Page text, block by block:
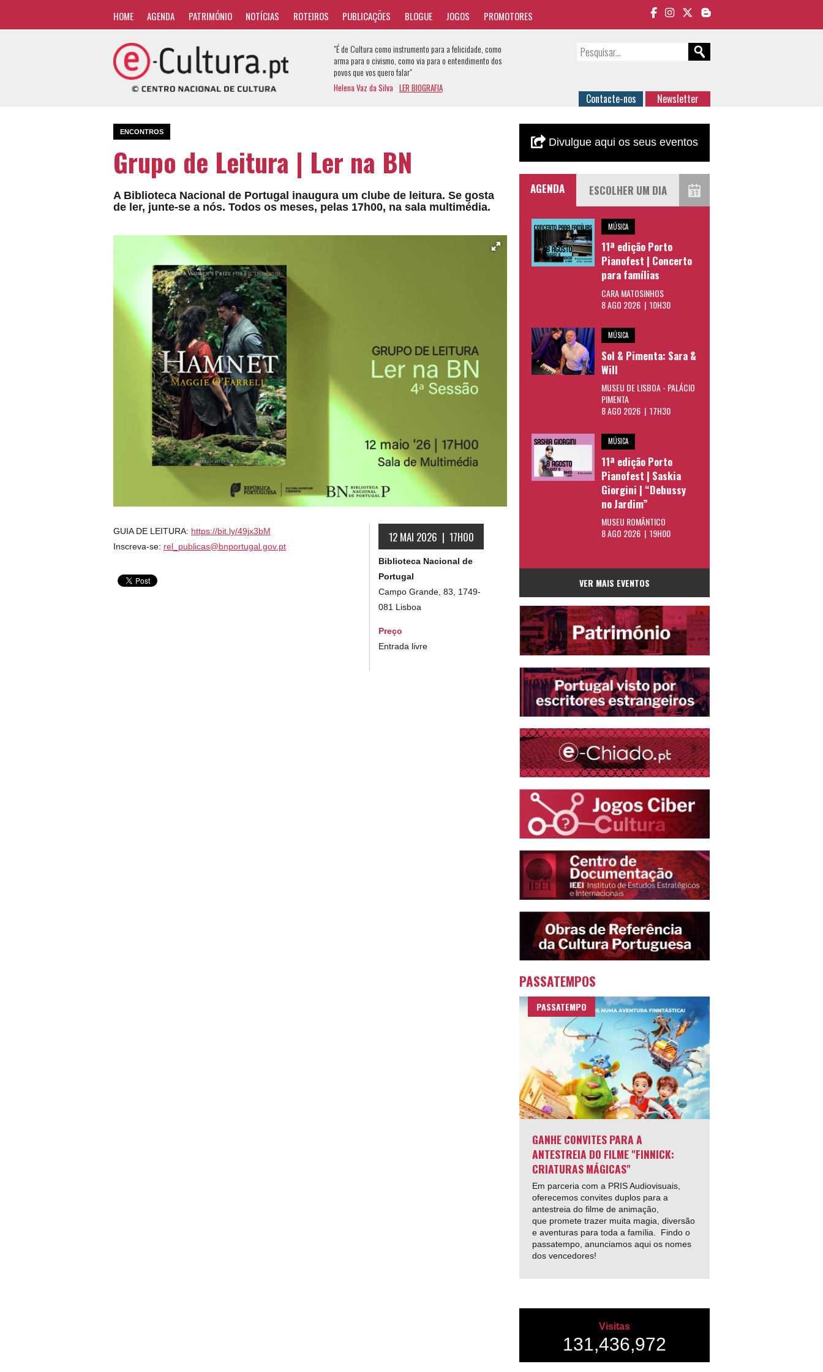
HOME AGENDA PATRIMÓNIO NOTÍCIAS ROTEIROS PUBLICAÇÕES BLOGUE JOGOS PROMOTORES
"É de Cultura como instrumento para a felicidade, como
arma para o civismo, como via para o entendimento dos
povos que vos quero falar"
Helena Vaz da Silva LER BIOGRAFIA
Contacte-nos Newsletter
ENCONTROS
Grupo de Leitura | Ler na BN
A Biblioteca Nacional de Portugal inaugura um clube de leitura. Se gosta
de ler, junte-se a nós. Todos os meses, pelas 17h00, na sala multimédia.
12 MAI 2026 | 17H00
Biblioteca Nacional de
Portugal
Campo Grande, 83, 1749-
081 Lisboa
Preço
Entrada livre
GUIA DE LEITURA: https://bit.ly/49jx3bM
Inscreva-se: rel_publicas@bnportugal.gov.pt
Divulgue aqui os seus eventos
AGENDA
MÚSICA
11ª edição Porto
Pianofest | Concerto
para famílias
CARA MATOSINHOS
8 AGO 2026 | 10H30
MÚSICA
Sol & Pimenta: Sara &
Will
MUSEU DE LISBOA - PALÁCIO
PIMENTA
8 AGO 2026 | 17H30
MÚSICA
11ª edição Porto
Pianofest | Saskia
Giorgini | “Debussy
no Jardim”
MUSEU ROMÂNTICO
8 AGO 2026 | 19H00
VER MAIS EVENTOS
PASSATEMPOS
PASSATEMPO
GANHE CONVITES PARA A
ANTESTREIA DO FILME "FINNICK:
CRIATURAS MÁGICAS"
Em parceria com a PRIS Audiovisuais,
oferecemos convites duplos para a
antestreia do filme de animação,
que promete trazer muita magia, diversão
e aventuras para toda a família. Findo o
passatempo, anunciamos aqui os nomes
dos vencedores!
Visitas
131,436,972